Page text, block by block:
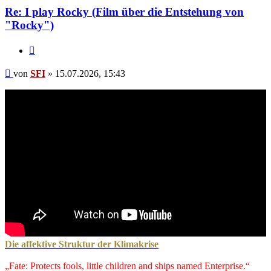
Re: I play Rocky (Film über die Entstehung von
"Rocky")
Beitrag
von SFI » 15.07.2026, 15:43
Die affektive Struktur der Klimakrise
„Fate: Protects fools, little children and ships named Enterprise.“